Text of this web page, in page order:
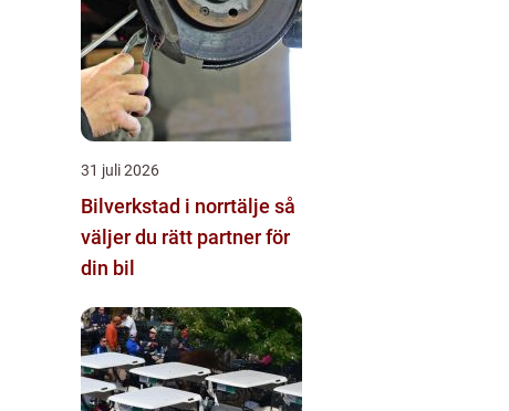
31 juli 2026
Bilverkstad i norrtälje så
väljer du rätt partner för
din bil